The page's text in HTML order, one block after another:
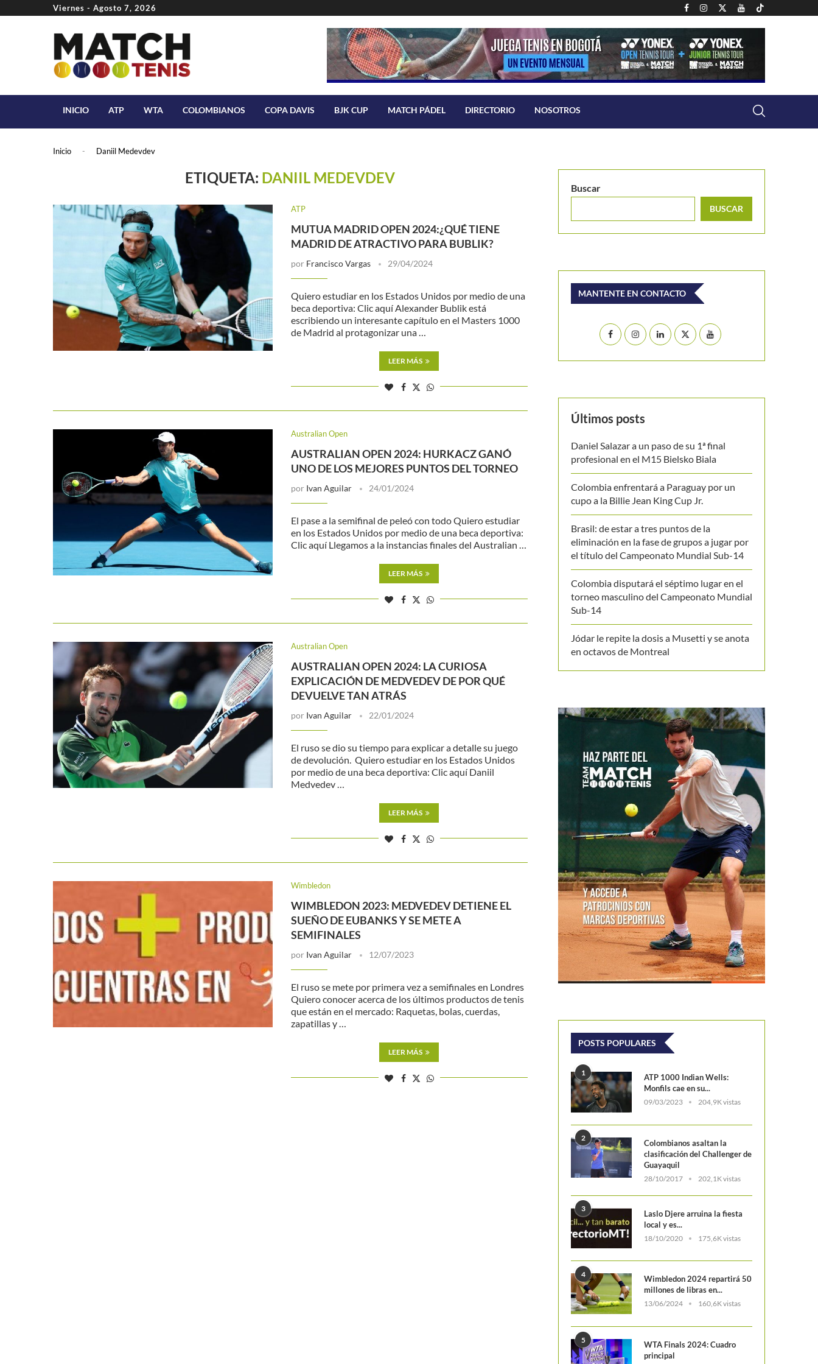
Viernes - Agosto 7, 2026
INICIO ATP WTA COLOMBIANOS COPA DAVIS BJK CUP MATCH PÁDEL DIRECTORIO NOSOTROS
Inicio - Daniil Medevdev
ETIQUETA: DANIIL MEDEVDEV
ATP
MUTUA MADRID OPEN 2024:¿QUÉ TIENE
MADRID DE ATRACTIVO PARA BUBLIK?
por Francisco Vargas 29/04/2024
Quiero estudiar en los Estados Unidos por medio de una
beca deportiva: Clic aquí Alexander Bublik está
escribiendo un interesante capítulo en el Masters 1000
de Madrid al protagonizar una …
LEER MÁS
Australian Open
AUSTRALIAN OPEN 2024: HURKACZ GANÓ
UNO DE LOS MEJORES PUNTOS DEL TORNEO
por Ivan Aguilar 24/01/2024
El pase a la semifinal de peleó con todo Quiero estudiar
en los Estados Unidos por medio de una beca deportiva:
Clic aquí Llegamos a la instancias finales del Australian …
LEER MÁS
Australian Open
AUSTRALIAN OPEN 2024: LA CURIOSA
EXPLICACIÓN DE MEDVEDEV DE POR QUÉ
DEVUELVE TAN ATRÁS
por Ivan Aguilar 22/01/2024
El ruso se dio su tiempo para explicar a detalle su juego
de devolución. Quiero estudiar en los Estados Unidos
por medio de una beca deportiva: Clic aquí Daniil
Medvedev …
LEER MÁS
Wimbledon
WIMBLEDON 2023: MEDVEDEV DETIENE EL
SUEÑO DE EUBANKS Y SE METE A
SEMIFINALES
por Ivan Aguilar 12/07/2023
El ruso se mete por primera vez a semifinales en Londres
Quiero conocer acerca de los últimos productos de tenis
que están en el mercado: Raquetas, bolas, cuerdas,
zapatillas y …
LEER MÁS
Buscar
BUSCAR
MANTENTE EN CONTACTO
Últimos posts
Daniel Salazar a un paso de su 1ª final
profesional en el M15 Bielsko Biala
Colombia enfrentará a Paraguay por un
cupo a la Billie Jean King Cup Jr.
Brasil: de estar a tres puntos de la
eliminación en la fase de grupos a jugar por
el título del Campeonato Mundial Sub-14
Colombia disputará el séptimo lugar en el
torneo masculino del Campeonato Mundial
Sub-14
Jódar le repite la dosis a Musetti y se anota
en octavos de Montreal
POSTS POPULARES
1
ATP 1000 Indian Wells:
Monfils cae en su...
09/03/2023 204,9K vistas
2
Colombianos asaltan la
clasificación del Challenger de
Guayaquil
28/10/2017 202,1K vistas
3
Laslo Djere arruina la fiesta
local y es...
18/10/2020 175,6K vistas
4
Wimbledon 2024 repartirá 50
millones de libras en...
13/06/2024 160,6K vistas
5
WTA Finals 2024: Cuadro
principal